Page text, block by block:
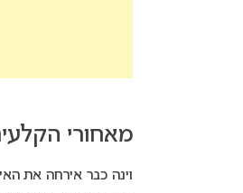
מאחורי הקלעים:
וינה כבר אירחה את